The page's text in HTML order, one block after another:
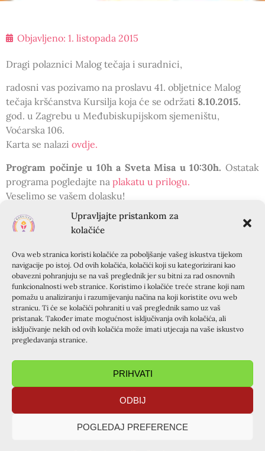
Upravljajte pristankom za
kolačiće
Ova web stranica koristi kolačiće za poboljšanje vašeg iskustva tijekom
navigacije po istoj. Od ovih kolačića, kolačići koji su kategorizirani kao
obavezni pohranjuju se na vaš preglednik jer su bitni za rad osnovnih
funkcionalnosti web stranice. Koristimo i kolačiće treće strane koji nam
pomažu u analiziranju i razumijevanju načina na koji koristite ovu web
stranicu. Ti će se kolačići pohraniti u vaš preglednik samo uz vaš
pristanak. Također imate mogućnost isključivanja ovih kolačića, ali
isključivanje nekih od ovih kolačića može imati utjecaja na vaše iskustvo
pregledavanja stranice.
PRIHVATI
ODBIJ
POGLEDAJ PREFERENCE
Objavljeno: 1. listopada 2015
Dragi polaznici Malog tečaja i suradnici,
radosni vas pozivamo na proslavu 41. obljetnice Malog
tečaja kršćanstva Kursilja koja će se održati 8.10.2015.
god. u Zagrebu u Međubiskupijskom sjemeništu,
Voćarska 106.
Karta se nalazi ovdje.
Program počinje u 10h a Sveta Misa u 10:30h. Ostatak
programa pogledajte na plakatu u prilogu.
Veselimo se vašem dolasku!
Kursiljo Hrvatska
sa sobom, poticaj je dobrodošao 🙂
PRETHODNA OBJAVA
Tečaj za branitelje na otoku Krapnju: 17.-20. lipnja 2015.
SLIJEDEĆA OBJAVA
PODIJELITE OBJAVU